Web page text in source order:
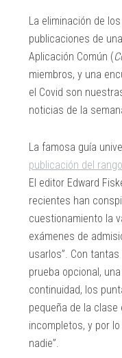
La eliminación de
publicaciones de
Aplicación Común (
miembros, y una
el Covid son
noticias de la
La famosa guía
publicación del
El editor Edward
recientes han
cuestionamiento la
exámenes de
usarlos”. Con
prueba opcional,
continuidad, los
pequeña de la clase
incompletos, y por
nadie”.